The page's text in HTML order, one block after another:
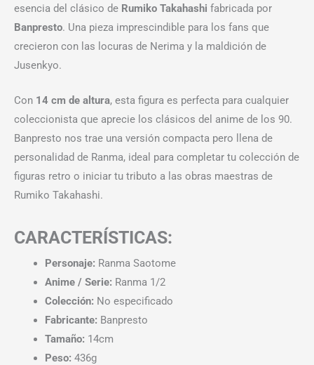
esencia del clásico de Rumiko Takahashi fabricada por
Banpresto. Una pieza imprescindible para los fans que
crecieron con las locuras de Nerima y la maldición de
Jusenkyo.
Con 14 cm de altura, esta figura es perfecta para cualquier
coleccionista que aprecie los clásicos del anime de los 90.
Banpresto nos trae una versión compacta pero llena de
personalidad de Ranma, ideal para completar tu colección de
figuras retro o iniciar tu tributo a las obras maestras de
Rumiko Takahashi.
CARACTERÍSTICAS:
Personaje: Ranma Saotome
Anime / Serie: Ranma 1/2
Colección: No especificado
Fabricante: Banpresto
Tamaño: 14cm
Peso: 436g